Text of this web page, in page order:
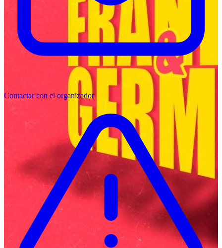
Contactar con el organizador